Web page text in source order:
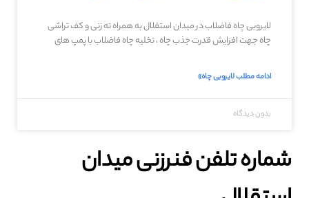
لایروبی چاه فاضلاب در میدان استقلال به همراه ته زنی و کف تراشی
چاه جهت افزایش قدرت جذب چاه ، تخلیه چاه فاضلاب با پمپ های
ادامه مطلب لایروبی چاه»
بدون دیدگاه
شماره تلفن فنرزنی میدان